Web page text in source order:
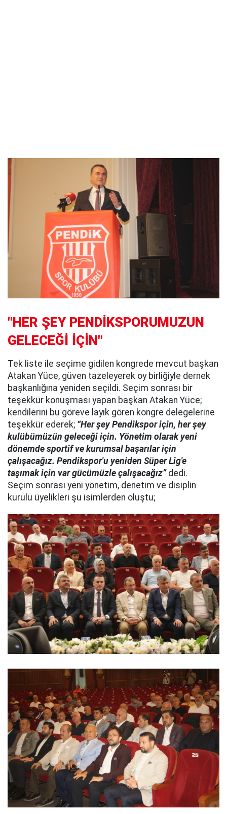
"HER ŞEY PENDİKSPORUMUZUN
GELECEĞİ İÇİN"
Tek liste ile seçime gidilen kongrede mevcut başkan
Atakan Yüce, güven tazeleyerek oy birliğiyle dernek
başkanlığına yeniden seçildi. Seçim sonrası bir
teşekkür konuşması yapan başkan Atakan Yüce;
kendilerini bu göreve layık gören kongre delegelerine
teşekkür ederek; “Her şey Pendikspor için, her şey
kulübümüzün geleceği için. Yönetim olarak yeni
dönemde sportif ve kurumsal başarılar için
çalışacağız. Pendikspor'u yeniden Süper Lig'e
taşımak için var gücümüzle çalışacağız”dedi.
Seçim sonrası yeni yönetim, denetim ve disiplin
kurulu üyelikleri şu isimlerden oluştu;